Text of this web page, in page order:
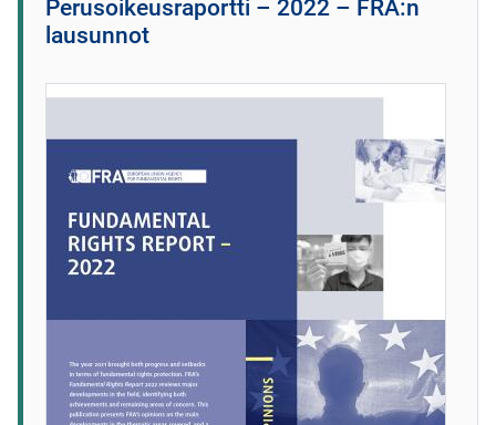
Perusoikeusraportti – 2022 – FRA:n
lausunnot